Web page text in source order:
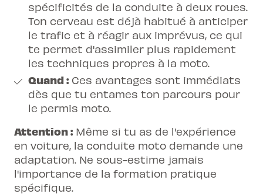
spécificités de la conduite à deux roues.
Ton cerveau est déjà habitué à anticiper
le trafic et à réagir aux imprévus, ce qui
te permet d'assimiler plus rapidement
les techniques propres à la moto.
Quand : Ces avantages sont immédiats
dès que tu entames ton parcours pour
le permis moto.
Attention : Même si tu as de l'expérience
en voiture, la conduite moto demande une
adaptation. Ne sous-estime jamais
l'importance de la formation pratique
spécifique.